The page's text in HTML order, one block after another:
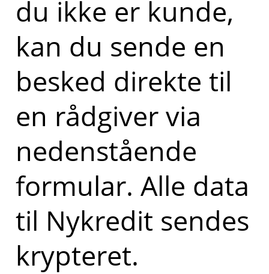
du ikke er kunde,
kan du sende en
besked direkte til
en rådgiver via
nedenstående
formular. Alle data
til Nykredit sendes
krypteret.